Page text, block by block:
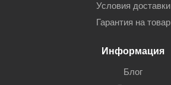
Условия доставки
Гарантия на товар
Информация
Блог